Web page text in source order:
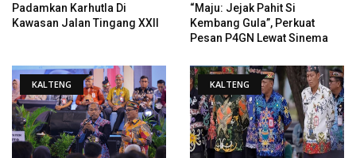
Padamkan Karhutla Di
Kawasan Jalan Tingang XXII
“Maju: Jejak Pahit Si
Kembang Gula”, Perkuat
Pesan P4GN Lewat Sinema
KALTENG KALTENG